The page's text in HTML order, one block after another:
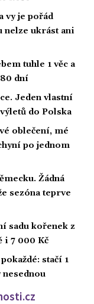
vy je pořád
nelze ukrást ani
tuhle 1 věc a
dní
Jeden vlastní
do Polska
oblečení, mé
po jednom
Žádná
sezóna teprve
sadu kořenek z
i 7 000 Kč
stačí 1
nesednou